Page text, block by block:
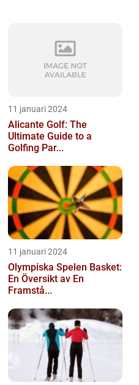
11 januari 2024
Alicante Golf: The
Ultimate Guide to a
Golfing Par...
11 januari 2024
Olympiska Spelen Basket:
En Översikt av En
Framstå...